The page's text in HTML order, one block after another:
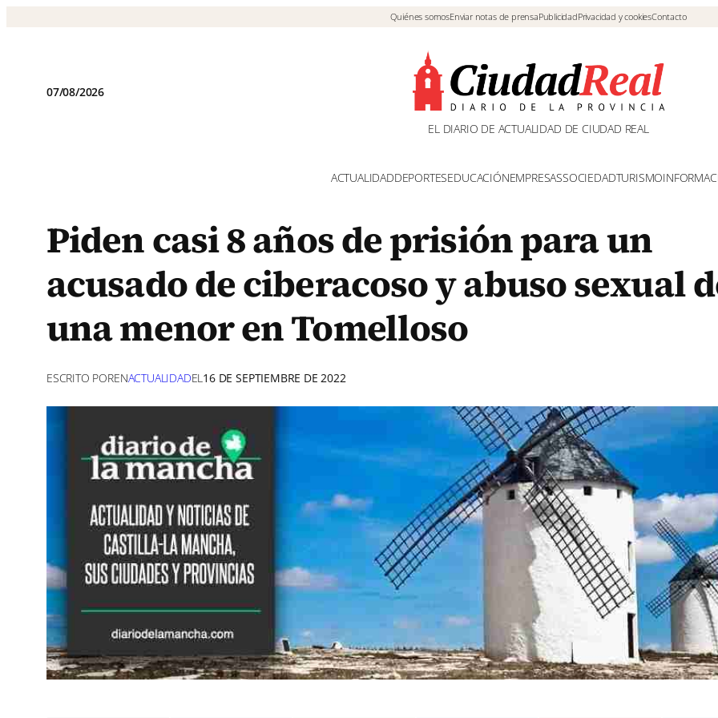
Quiénes somosEnviar notas de prensaPublicidadPrivacidad y cookiesContacto
07/08/2026
EL DIARIO DE ACTUALIDAD DE CIUDAD REAL
ACTUALIDADDEPORTESEDUCACIÓNEMPRESASSOCIEDADTURISMO
Piden casi 8 años de prisión para un
acusado de ciberacoso y abuso sexual
una menor en Tomelloso
ESCRITO PORENACTUALIDADEL16 DE SEPTIEMBRE DE 2022